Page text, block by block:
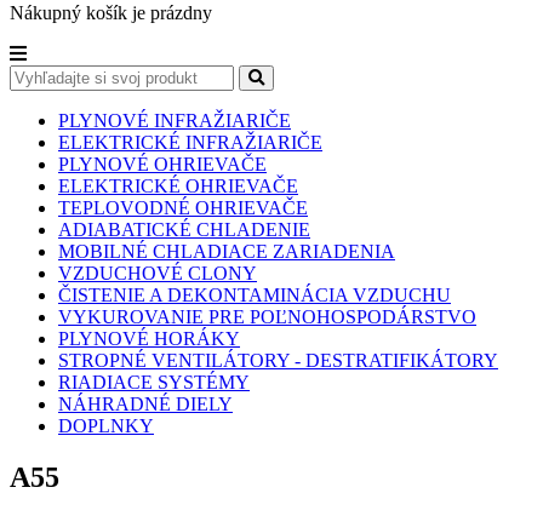
Nákupný košík je prázdny
PLYNOVÉ INFRAŽIARIČE
ELEKTRICKÉ INFRAŽIARIČE
PLYNOVÉ OHRIEVAČE
ELEKTRICKÉ OHRIEVAČE
TEPLOVODNÉ OHRIEVAČE
ADIABATICKÉ CHLADENIE
MOBILNÉ CHLADIACE ZARIADENIA
VZDUCHOVÉ CLONY
ČISTENIE A DEKONTAMINÁCIA VZDUCHU
VYKUROVANIE PRE POĽNOHOSPODÁRSTVO
PLYNOVÉ HORÁKY
STROPNÉ VENTILÁTORY - DESTRATIFIKÁTORY
RIADIACE SYSTÉMY
NÁHRADNÉ DIELY
DOPLNKY
A55